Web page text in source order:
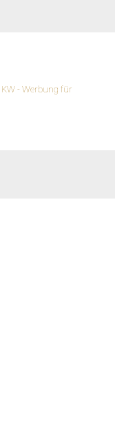
KW - Werbung für